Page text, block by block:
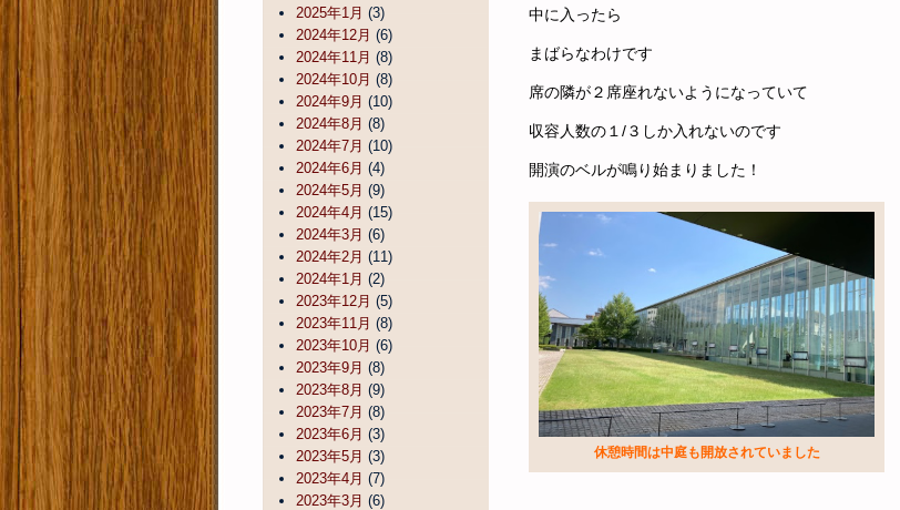
中に入ったら
まばらなわけです
席の隣が２席座れないようになっていて
収容人数の１/３しか入れないのです
開演のベルが鳴り始まりました！
休憩時間は中庭も開放されていました
2025年1月 (3)
2024年12月 (6)
2024年11月 (8)
2024年10月 (8)
2024年9月 (10)
2024年8月 (8)
2024年7月 (10)
2024年6月 (4)
2024年5月 (9)
2024年4月 (15)
2024年3月 (6)
2024年2月 (11)
2024年1月 (2)
2023年12月 (5)
2023年11月 (8)
2023年10月 (6)
2023年9月 (8)
2023年8月 (9)
2023年7月 (8)
2023年6月 (3)
2023年5月 (3)
2023年4月 (7)
2023年3月 (6)